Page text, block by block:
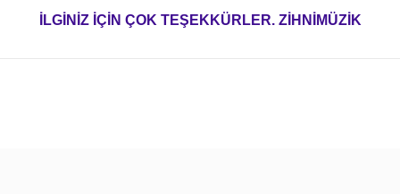
İLGİNİZ İÇİN ÇOK TEŞEKKÜRLER. ZİHNİMÜZİK